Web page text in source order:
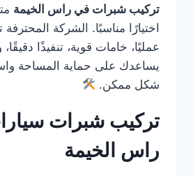
تركيب شبرات في راس الخيمة
اختيارًا مناسبًا. الشركة
عمليًا، خامات قوية، تنفيذًا دقيقًا،
يساعدك على حماية المساحة
شكل ممكن.
تركيب شبرات
راس الخيمة